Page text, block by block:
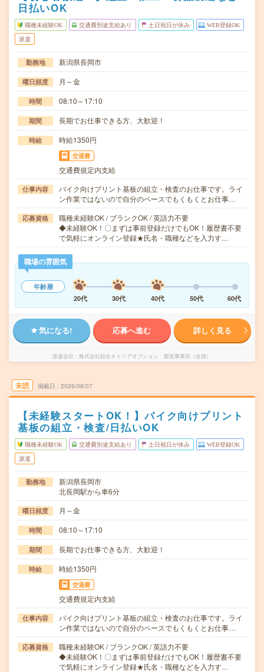
日払いOK
職種未経験OK 交通費別途支給あり 土日祝日が休み WEB登録OK
派遣
勤務地 新潟県長岡市
曜日頻度 月～金
時間 08:10～17:10
期間 長期でお仕事できる方、大歓迎！
時給 時給1350円
交通費
交通費規定内支給
仕事内容
バイク向けプリント基板の組立・検査のお仕事です。ライ
ン作業ではないので自分のペースでもくもくとお仕事…
応募資格
職種未経験OK / ブランクOK / 英語力不要
◆未経験OK！〇まずは事前登録だけでもOK！履歴書不要
で気軽にオンライン登録★氏名・職種などを入力す…
職場の雰囲気
年齢層
20代
30代 40代 50代 60代
気になる! 応募へ進む 詳しく見る
派遣会社 株式会社綜合キャリアオプション 製造事業部（全国）
未読 掲載日 2026/08/07
【未経験スタートOK！】バイク向けプリント
基板の組立・検査/日払いOK
職種未経験OK 交通費別途支給あり 土日祝日が休み WEB登録OK
派遣
勤務地
新潟県長岡市
北長岡駅から車6分
曜日頻度 月～金
時間 08:10～17:10
期間 長期でお仕事できる方、大歓迎！
時給 時給1350円
交通費
交通費規定内支給
仕事内容
バイク向けプリント基板の組立・検査のお仕事です。ライ
ン作業ではないので自分のペースでもくもくとお仕事…
応募資格
職種未経験OK / ブランクOK / 英語力不要
◆未経験OK！〇まずは事前登録だけでもOK！履歴書不要
で気軽にオンライン登録★氏名・職種などを入力す…